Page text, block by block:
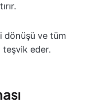
dönüşü ve tüm
teşvik eder.